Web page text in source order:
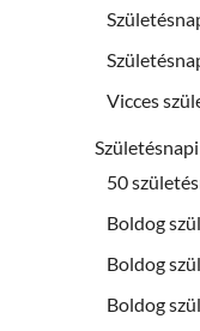
Vicces
50
Boldog
Boldog
Boldog